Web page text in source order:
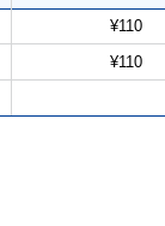
¥110
¥110